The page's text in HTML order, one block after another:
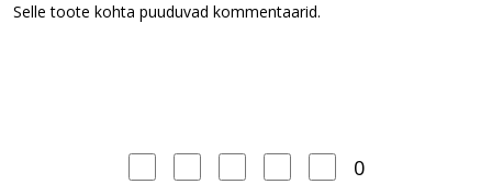
Selle toote kohta puuduvad kommentaarid.
0